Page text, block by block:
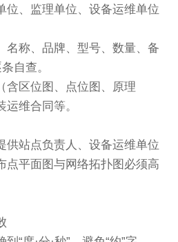
位、监理单位、设备运维单位
名称、品牌、型号、数量、备
自查。
含区位图、点位图、原理
维合同等。
供站点负责人、设备运维单位
点平面图与网络拓扑图必须高